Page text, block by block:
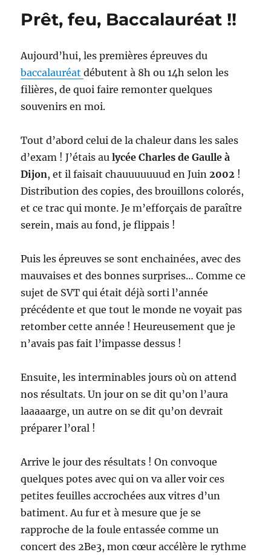
philo..
corrigé
boite
d’informatique
Prêt, feu, Baccalauréat !!
Aujourd’hui, les premières épreuves du
baccalauréatdébutent à 8h ou 14h selon les
filières, de quoi faire remonter quelques
souvenirs en moi.
Tout d’abord celui de la chaleur dans les sales
d’exam ! J’étais au lycée Charles de Gaulle à
Dijon, et il faisait chauuuuuuud en Juin2002 !
Distribution des copies, des brouillons colorés,
et ce trac qui monte. Je m’efforçais de paraître
serein, mais au fond, je flippais !
Puis les épreuves se sont enchainées, avec des
mauvaises et des bonnes surprises… Comme ce
sujet de SVT qui était déjà sorti l’année
précédente et que tout le monde ne voyait pas
retomber cette année ! Heureusement que je
n’avais pas fait l’impasse dessus !
Ensuite, les interminables jours où on attend
nos résultats. Un jour on se dit qu’on l’aura
laaaaarge, un autre on se dit qu’on devrait
préparer l’oral !
Arrive le jour des résultats ! On convoque
quelques potes avec qui on va aller voir ces
petites feuilles accrochées aux vitres d’un
batiment. Au fur et à mesure que je se
rapproche de la foule entassée comme un
concert des 2Be3, mon cœur accélère le rythme